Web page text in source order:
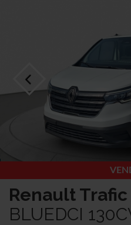
Renault Trafic
BLUEDCI